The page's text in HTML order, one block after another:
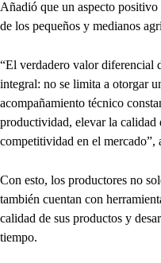
Añadió que un aspecto positivo
de los pequeños y medianos
“El verdadero valor diferencial
integral: no se limita a otorgar
acompañamiento técnico
productividad, elevar la calidad
competitividad en el mercado”,
Con esto, los productores no
también cuentan con
calidad de sus productos y
tiempo.